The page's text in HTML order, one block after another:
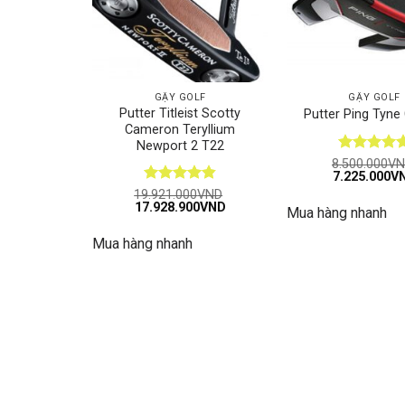
GẬY GOLF
Putter Titleist Scotty
Cameron Teryllium
Newport 2 T22
Được xếp
hạng4.82
19.921.000VND
Giá
19.921.000VND.
17.928.900VNDGiá
Mua hàng nhanh
GẬY GOLF
Putter Ping Tyne
Được xếp
hạng55
8.500.000
Giá
7.225.000
Mua hàng nhanh